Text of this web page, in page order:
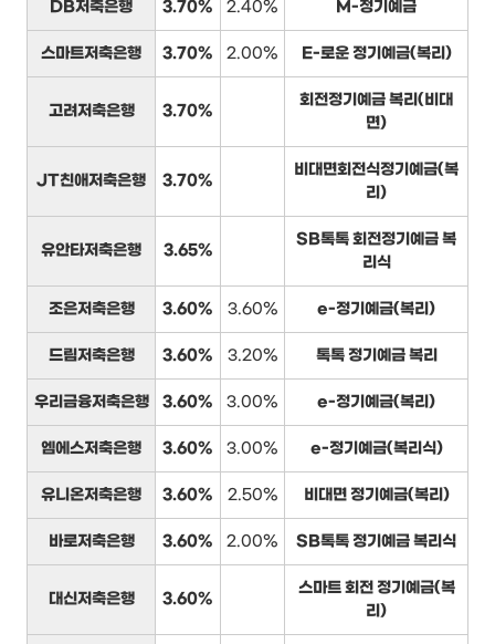
DB저축은행 3.70% 2.40% M-정기예금
스마트저축은행 3.70% 2.00% E-로운 정기예금(복리)
고려저축은행 3.70%
회전정기예금 복리(비대
면)
JT친애저축은행 3.70%
비대면회전식정기예금(복
리)
유안타저축은행 3.65%
SB톡톡 회전정기예금 복
리식
조은저축은행 3.60% 3.60% e-정기예금(복리)
드림저축은행 3.60% 3.20% 톡톡 정기예금 복리
우리금융저축은행 3.60% 3.00% e-정기예금(복리)
엠에스저축은행 3.60% 3.00% e-정기예금(복리식)
유니온저축은행 3.60% 2.50% 비대면 정기예금(복리)
바로저축은행 3.60% 2.00% SB톡톡 정기예금 복리식
대신저축은행 3.60%
스마트 회전 정기예금(복
리)